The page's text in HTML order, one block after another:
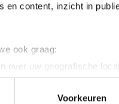
en content, inzicht in
ook graag:
over uw geografische
door het actief te
gegevens
Voorkeuren